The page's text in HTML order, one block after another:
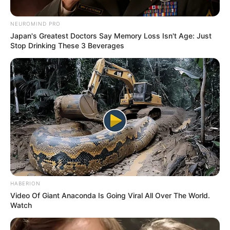
DOA
Doa Nabi Zakaria untuk
NEUROMIND PRO
Japan's Greatest Doctors Say Memory Loss Isn't Age: Just
Stop Drinking These 3 Beverages
HABERION
Video Of Giant Anaconda Is Going Viral All Over The World.
Watch